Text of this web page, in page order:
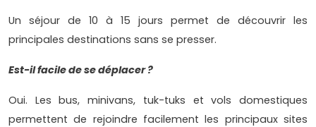
Un séjour de 10 à 15 jours permet de découvrir les
principales destinations sans se presser.
Est-il facile de se déplacer ?
Oui. Les bus, minivans, tuk-tuks et vols domestiques
permettent de rejoindre facilement les principaux sites